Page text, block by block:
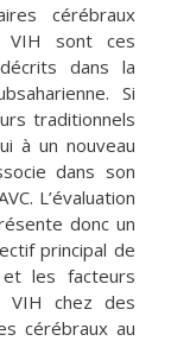
cérébraux
VIH sont ces
dans la
Si
traditionnels
à un nouveau
dans son
L’évaluation
donc un
principal de
et les facteurs
VIH chez des
cérébraux au